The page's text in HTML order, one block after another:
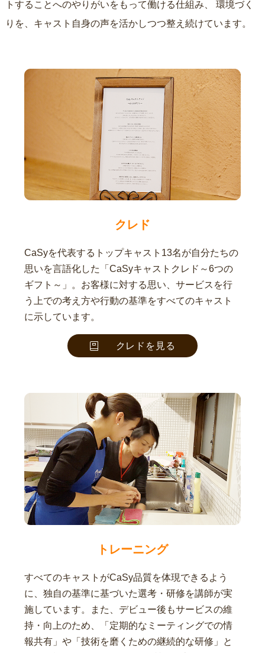
トすることへのやりがいをもって働ける仕組み、
りを、キャスト自身の声を活かしつつ整え続けています。
クレド
CaSyを代表するトップキャスト13名が自分たちの
思いを言語化した「CaSyキャストクレド～6つの
ギフト～」。お客様に対する思い、サービスを行
う上での考え方や行動の基準をすべてのキャスト
に示しています。
クレドを見る
トレーニング
すべてのキャストがCaSy品質を体現できるよう
に、独自の基準に基づいた選考・研修を講師が実
施しています。また、デビュー後もサービスの維
持・向上のため、「定期的なミーティングでの情
報共有」や「技術を磨くための継続的な研修」と